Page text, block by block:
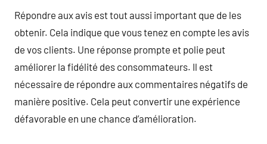
Répondre aux avis est tout aussi important que de les
obtenir. Cela indique que vous tenez en compte les avis
de vos clients. Une réponse prompte et polie peut
améliorer la fidélité des consommateurs. Il est
nécessaire de répondre aux commentaires négatifs de
manière positive. Cela peut convertir une expérience
défavorable en une chance d’amélioration.